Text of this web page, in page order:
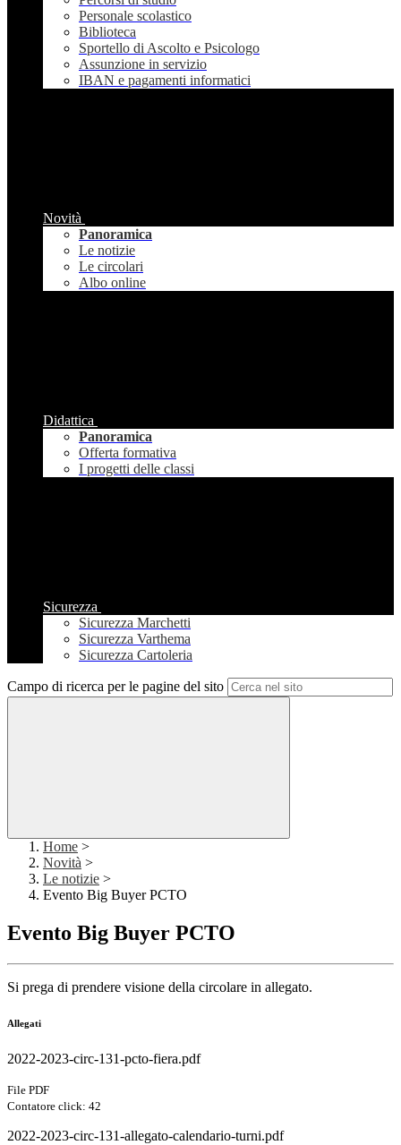
Personale scolastico
Biblioteca
Sportello di Ascolto e Psicologo
Assunzione in servizio
IBAN e pagamenti informatici
Novità
Panoramica
Le notizie
Le circolari
Albo online
Didattica
Panoramica
Offerta formativa
I progetti delle classi
Sicurezza
Sicurezza Marchetti
Sicurezza Varthema
Sicurezza Cartoleria
Campo di ricerca per le pagine del sito
Home >
Novità >
Le notizie >
Evento Big Buyer PCTO
Evento Big Buyer PCTO
Si prega di prendere visione della circolare in allegato.
Allegati
2022-2023-circ-131-pcto-fiera.pdf
File PDF
Contatore click: 42
2022-2023-circ-131-allegato-calendario-turni.pdf